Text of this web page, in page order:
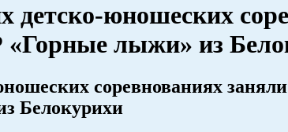
детско-юношеских
лыжи» из
соревнованиях заняли
Белокурихи